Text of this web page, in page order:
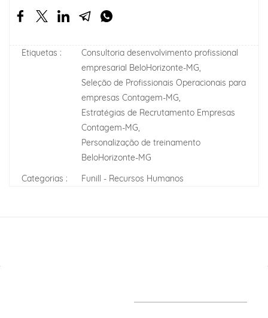
Etiquetas :
Consultoria desenvolvimento profissional
empresarial BeloHorizonte-MG,
Seleção de Profissionais Operacionais para
empresas Contagem-MG,
Estratégias de Recrutamento Empresas
Contagem-MG,
Personalização de treinamento
BeloHorizonte-MG
Categorias :
Funill - Recursos Humanos